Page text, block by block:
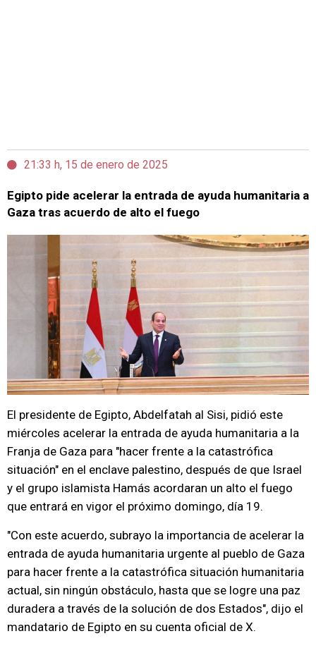
21:33 h, 15 de enero de 2025
Egipto pide acelerar la entrada de ayuda humanitaria a
Gaza tras acuerdo de alto el fuego
El presidente de Egipto, Abdelfatah al Sisi, pidió este
miércoles acelerar la entrada de ayuda humanitaria a la
Franja de Gaza para "hacer frente a la catastrófica
situación" en el enclave palestino, después de que Israel
y el grupo islamista Hamás acordaran un alto el fuego
que entrará en vigor el próximo domingo, día 19.
"Con este acuerdo, subrayo la importancia de acelerar la
entrada de ayuda humanitaria urgente al pueblo de Gaza
para hacer frente a la catastrófica situación humanitaria
actual, sin ningún obstáculo, hasta que se logre una paz
duradera a través de la solución de dos Estados", dijo el
mandatario de Egipto en su cuenta oficial de X.